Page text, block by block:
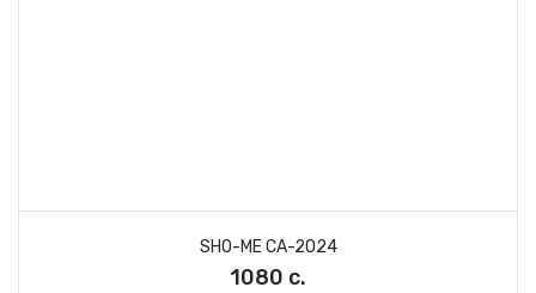
SHO-ME CA-2024
1080 с.